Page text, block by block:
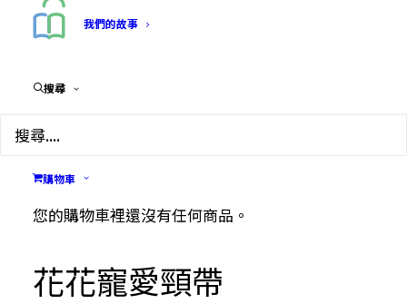
我們的故事
搜尋
購物車
您的購物車裡還沒有任何商品。
花花寵愛頸帶